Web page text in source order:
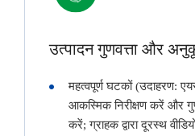
उत्पादन गुणवत्ता और
महत्वपूर्ण घटकों (उदाहरण:
आकस्मिक निरीक्षण करें और
करें; ग्राहक द्वारा दूरस्थ